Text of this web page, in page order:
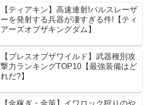
【ティアキン】高速連射!パルスレーザ
ーを発射する兵器が凄すぎる件!【ティ
アーズオブザキングダム】
【ブレスオブザワイルド】武器種別攻
撃力ランキングTOP10【最強装備はど
れだ?】